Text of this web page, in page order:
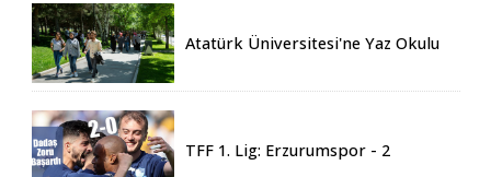
Atatürk Üniversitesi'ne Yaz Okulu
TFF 1. Lig: Erzurumspor - 2